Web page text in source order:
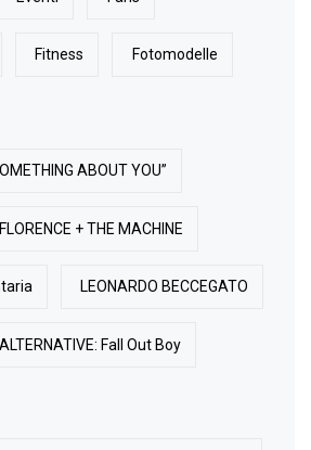
Fitness Fotomodelle
ABOUT YOU”
+ THE MACHINE
LEONARDO BECCEGATO
Fall Out Boy